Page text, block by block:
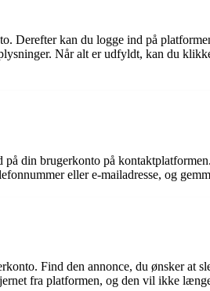
Derefter kan du logge ind på
Når alt er udfyldt, kan du
din brugerkonto på
eller e-mailadresse, og
Find den annonce, du ønsker
fra platformen, og den vil ikke